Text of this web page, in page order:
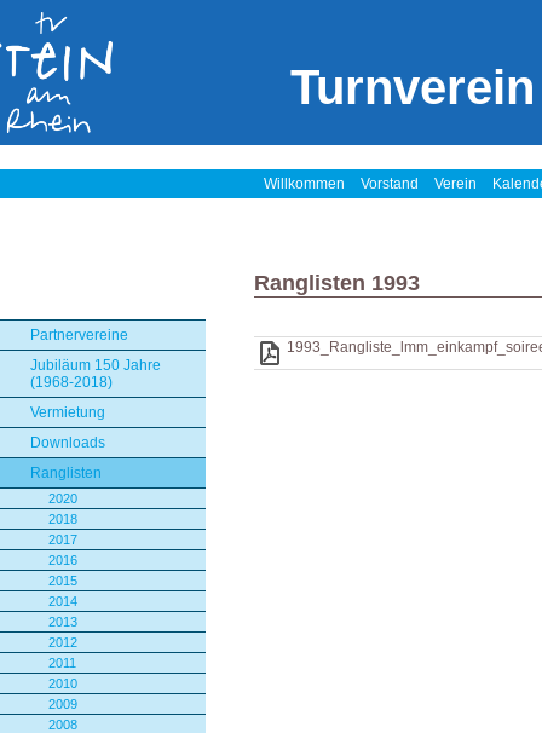
Willkommen Vorstand Verein
Partnervereine
Jubiläum 150 Jahre
(1968-2018)
Vermietung
Downloads
Ranglisten
2020
2018
2017
2016
2015
2014
2013
2012
2011
2010
2009
2008
Ranglisten 1993